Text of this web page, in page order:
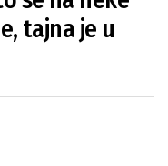
tajna je u